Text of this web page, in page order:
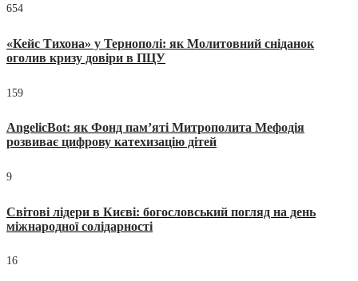
654
«Кейс Тихона» у Тернополі: як Молитовний сніданок
оголив кризу довіри в ПЦУ
159
AngelicBot: як Фонд пам’яті Митрополита Мефодія
розвиває цифрову катехизацію дітей
9
Світові лідери в Києві: богословський погляд на день
міжнародної солідарності
16